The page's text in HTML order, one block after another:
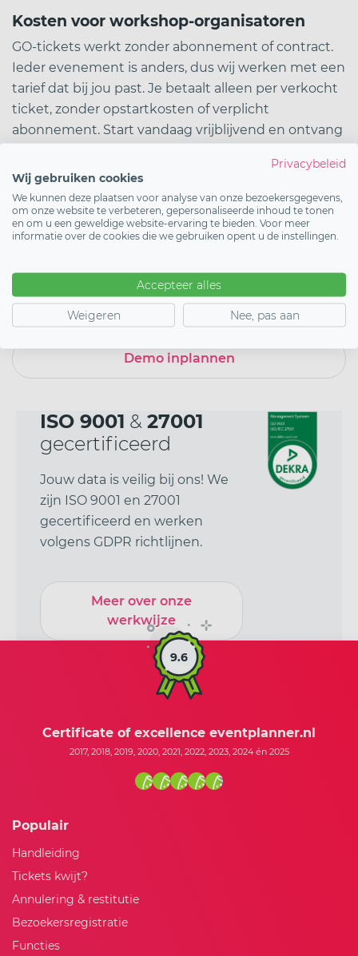
Kosten voor workshop-organisatoren
GO-tickets werkt zonder abonnement of contract.
Ieder evenement is anders, dus wij werken met een
tarief dat bij jou past. Je betaalt alleen per verkocht
ticket, zonder opstartkosten of verplicht
abonnement. Start vandaag vrijblijvend en ontvang
het beste aansluit bij jouw situatie.
Wil je zien hoe dit werkt voor jouw workshop?
Bekijk hier de voorbeeldshop, we laten je graag zien
Demo inplannen
ISO 9001 & 27001
gecertificeerd
Jouw data is veilig bij ons! We
zijn ISO 9001 en 27001
gecertificeerd en werken
volgens GDPR richtlijnen.
Meer over onze
werkwijze
9.6
Certificate of excellence eventplanner.nl
2017, 2018, 2019, 2020, 2021, 2022, 2023, 2024 én 2025
Populair
Handleiding
Tickets kwijt?
Annulering & restitutie
Bezoekersregistratie
Functies
Privacybeleid
Wij gebruiken cookies
We kunnen deze plaatsen voor analyse van onze bezoekersgegevens,
om onze website te verbeteren, gepersonaliseerde inhoud te tonen
en om u een geweldige website-ervaring te bieden. Voor meer
informatie over de cookies die we gebruiken opent u de instellingen.
Accepteer alles
Weigeren Nee, pas aan